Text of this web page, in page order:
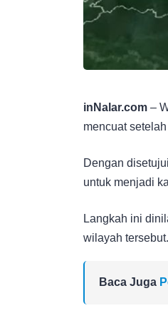
inNalar.com –
mencuat
Dengan
untuk menjadi
Langkah ini
wilayah tersebut.
Baca Juga